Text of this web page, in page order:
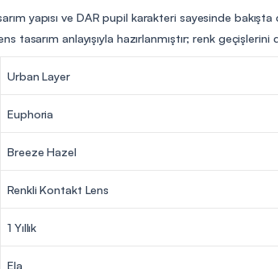
yapısı ve DAR pupil karakteri sayesinde
tasarım anlayışıyla hazırlanmıştır; renk
Urban Layer
Euphoria
Breeze Hazel
Renkli Kontakt Lens
1 Yıllık
Ela